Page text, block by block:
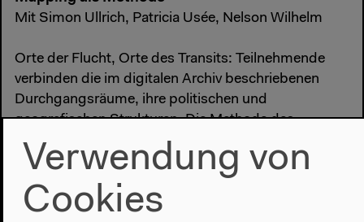
Mit Simon Ullrich, Patricia Usée, Nelson Wilhelm
Orte der Flucht, Orte des Transits: Teilnehmende
verbinden die im digitalen Archiv beschriebenen
Durchgangsräume, ihre politischen und
geografischen Strukturen. Die Methode des
Mapping wird dabei nicht angewendet, um Grenzen
auf Landkarten sichtbar zu machen. Vielmehr
interveniert sie, ermöglicht gesellschaftliche
Gegenentwürfe – und entwickelt Utopien für einen
Verwendung von
Cookies